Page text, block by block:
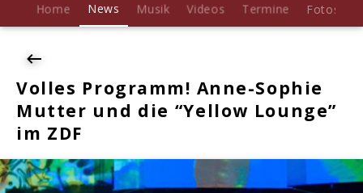
Programm!
Anne-
Mutter
"Yellow
Lounge"
ZDF
Home News Musik Videos Termine Fotos
Volles Programm! Anne-Sophie
Mutter und die “Yellow Lounge”
im ZDF